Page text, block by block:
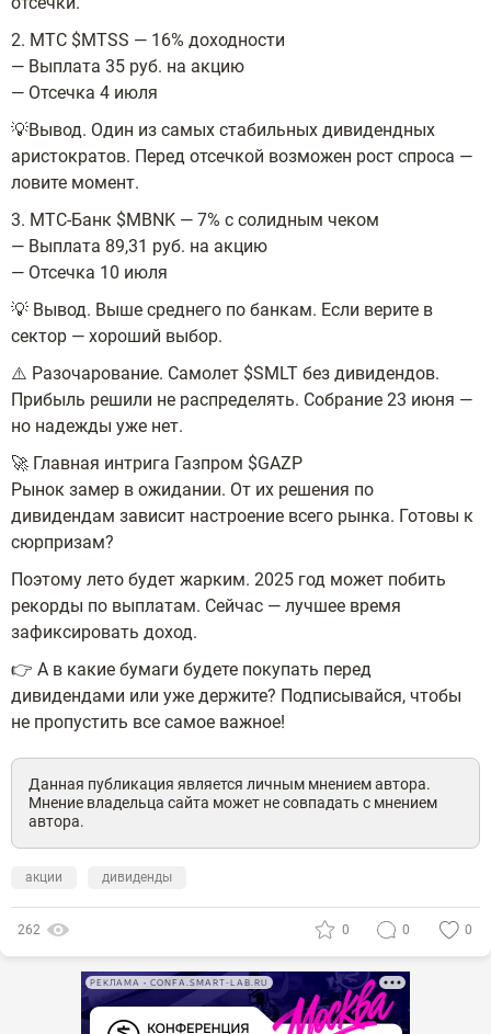
2. МТС $MTSS — 16% доходности
— Выплата 35 руб. на акцию
— Отсечка 4 июля
💡Вывод. Один из самых стабильных дивидендных
аристократов. Перед отсечкой возможен рост спроса —
ловите момент.
3. МТС-Банк $MBNK — 7% с солидным чеком
— Выплата 89,31 руб. на акцию
— Отсечка 10 июля
💡 Вывод. Выше среднего по банкам. Если верите в
сектор — хороший выбор.
⚠️ Разочарование. Самолет $SMLT без дивидендов.
Прибыль решили не распределять. Собрание 23 июня —
но надежды уже нет.
🚀 Главная интрига Газпром $GAZP
Рынок замер в ожидании. От их решения по
дивидендам зависит настроение всего рынка. Готовы к
сюрпризам?
Поэтому лето будет жарким. 2025 год может побить
рекорды по выплатам. Сейчас — лучшее время
зафиксировать доход.
👉 А в какие бумаги будете покупать перед
дивидендами или уже держите? Подписывайся, чтобы
не пропустить все самое важное!
Данная публикация является личным мнением автора.
Мнение владельца сайта может не совпадать с мнением
автора.
акции дивиденды
262 0 0 0
РЕКЛАМА • CONFA.SMART-LAB.RU